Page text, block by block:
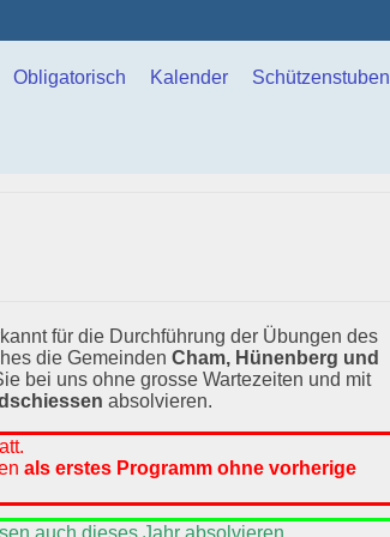
Obligatorisch Kalender Schützenstuben
für die Durchführung der Übungen des
die Gemeinden Cham, Hünenberg und
bei uns ohne grosse Wartezeiten und mit
absolvieren.
als erstes Programm ohne vorherige
auch dieses Jahr absolvieren